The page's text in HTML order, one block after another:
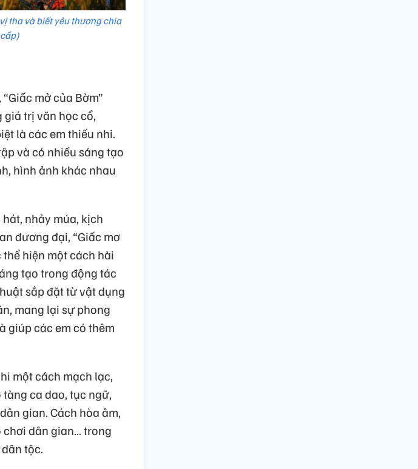
tha và biết yêu thương chia
mở của Bờm”
trị văn học cổ,
là các em thiếu nhi.
và có nhiều sáng tạo
hình ảnh khác nhau
nhảy múa, kịch
đương đại, “Giấc mơ
hiện một cách hài
tạo trong động tác
sắp đặt từ vật dụng
mang lại sự phong
giúp các em có thêm
một cách mạch lạc,
ca dao, tục ngữ,
gian. Cách hòa âm,
chơi dân gian… trong
tộc.